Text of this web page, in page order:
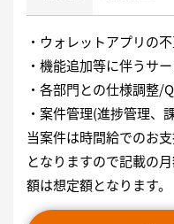
・ウォレットアプリの
・機能追加等に伴うサ
・各部門との仕様調整/
・案件管理(進捗管理、
当案件は時間給でのお
となりますので記載の
額は想定額となります。